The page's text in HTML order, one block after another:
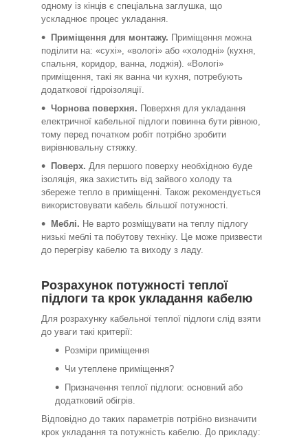
одному із кінців є спеціальна заглушка, що
ускладнює процес укладання.
Приміщення для монтажу. Приміщення можна
поділити на: «сухі», «вологі» або «холодні» (кухня,
спальня, коридор, ванна, лоджія). «Вологі»
приміщення, такі як ванна чи кухня, потребують
додаткової гідроізоляції.
Чорнова поверхня. Поверхня для укладання
електричної кабельної підлоги повинна бути рівною,
тому перед початком робіт потрібно зробити
вирівнювальну стяжку.
Поверх. Для першого поверху необхідною буде
ізоляція, яка захистить від зайвого холоду та
збереже тепло в приміщенні. Також рекомендується
використовувати кабель більшої потужності.
Меблі. Не варто розміщувати на теплу підлогу
низькі меблі та побутову техніку. Це може призвести
до перегріву кабелю та виходу з ладу.
Розрахунок потужності теплої
підлоги та крок укладання кабелю
Для розрахунку кабельної теплої підлоги слід взяти
до уваги такі критерії:
Розміри приміщення
Чи утеплене приміщення?
Призначення теплої підлоги: основний або
додатковий обігрів.
Відповідно до таких параметрів потрібно визначити
крок укладання та потужність кабелю. До прикладу: